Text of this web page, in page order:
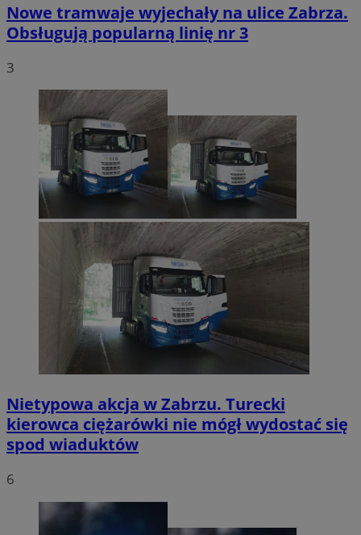
Nowe tramwaje wyjechały na ulice Zabrza.
Obsługują popularną linię nr 3
3
Nietypowa akcja w Zabrzu. Turecki
kierowca ciężarówki nie mógł wydostać się
spod wiaduktów
6